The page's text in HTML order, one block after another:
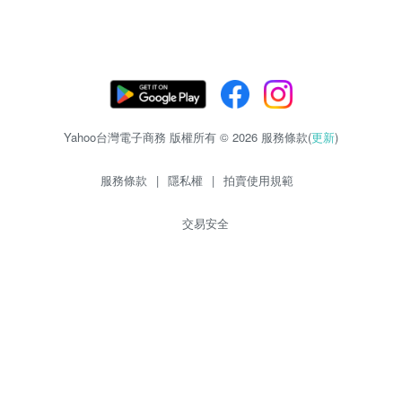
Yahoo台灣電子商務 版權所有 © 2026 服務條款(更新)
服務條款 | 隱私權 | 拍賣使用規範
交易安全